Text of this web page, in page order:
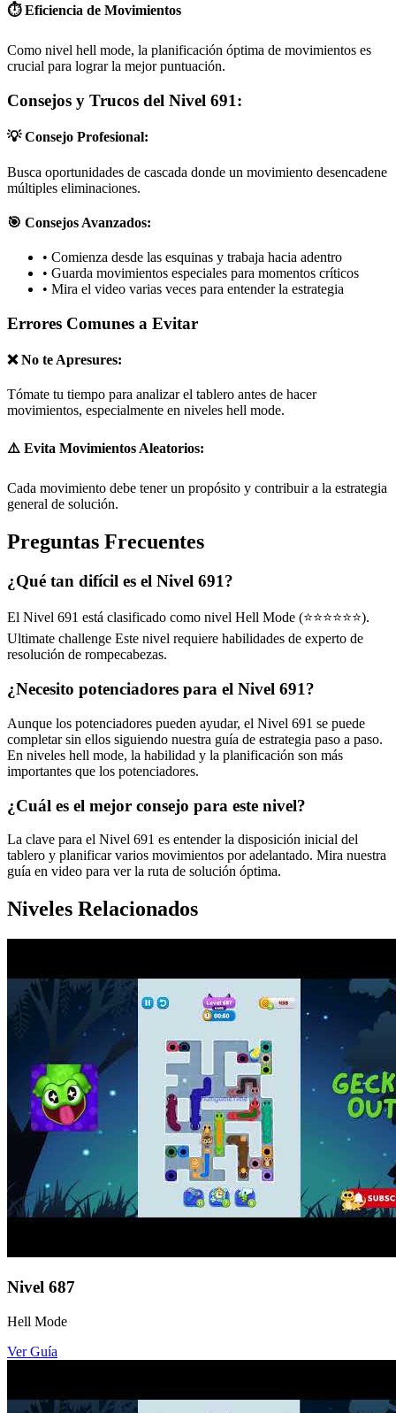
⏱️ Eficiencia de Movimientos
Como nivel hell mode, la planificación óptima de movimientos es
crucial para lograr la mejor puntuación.
Consejos y Trucos del Nivel 691:
💡 Consejo Profesional:
Busca oportunidades de cascada donde un movimiento desencadene
múltiples eliminaciones.
🎯 Consejos Avanzados:
• Comienza desde las esquinas y trabaja hacia adentro
• Guarda movimientos especiales para momentos críticos
• Mira el video varias veces para entender la estrategia
Errores Comunes a Evitar
❌ No te Apresures:
Tómate tu tiempo para analizar el tablero antes de hacer
movimientos, especialmente en niveles hell mode.
⚠️ Evita Movimientos Aleatorios:
Cada movimiento debe tener un propósito y contribuir a la estrategia
general de solución.
Preguntas Frecuentes
¿Qué tan difícil es el Nivel 691?
El Nivel 691 está clasificado como nivel Hell Mode (⭐⭐⭐⭐⭐⭐).
Ultimate challenge Este nivel requiere habilidades de experto de
resolución de rompecabezas.
¿Necesito potenciadores para el Nivel 691?
Aunque los potenciadores pueden ayudar, el Nivel 691 se puede
completar sin ellos siguiendo nuestra guía de estrategia paso a paso.
En niveles hell mode, la habilidad y la planificación son más
importantes que los potenciadores.
¿Cuál es el mejor consejo para este nivel?
La clave para el Nivel 691 es entender la disposición inicial del
tablero y planificar varios movimientos por adelantado. Mira nuestra
guía en video para ver la ruta de solución óptima.
Niveles Relacionados
Nivel 687
Hell Mode
Ver Guía